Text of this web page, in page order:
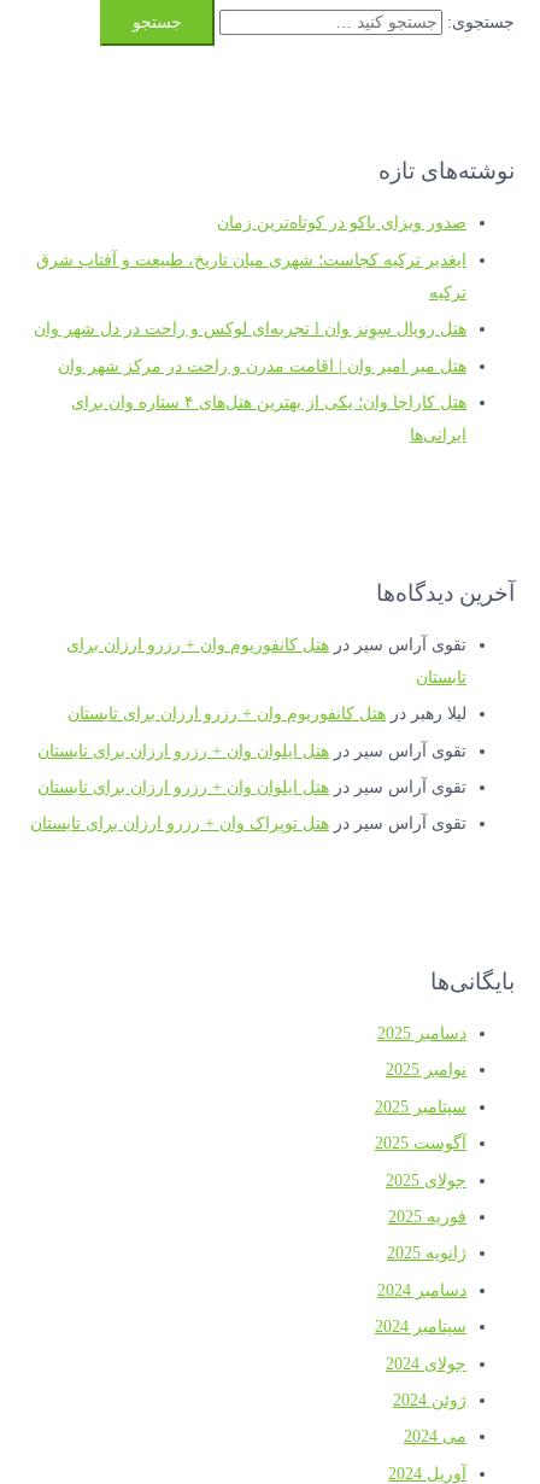
جستجوی:
نوشته‌های تازه
صدور ویزای باکو در کوتاه‌ترین زمان
ایغدیر ترکیه کجاست؛ شهری میان تاریخ، طبیعت و آفتاب شرق
ترکیه
هتل رویال سِوِنز وان l تجربه‌ای لوکس و راحت در دل شهر وان
هتل میر امیر وان | اقامت مدرن و راحت در مرکز شهر وان
هتل کاراجا وان؛ یکی از بهترین هتل‌های ۴ ستاره وان برای
ایرانی‌ها
آخرین دیدگاه‌ها
تقوی آراس سیر درهتل کانفوریوم وان + رزرو ارزان برای
تابستان
لیلا رهبر درهتل کانفوریوم وان + رزرو ارزان برای تابستان
تقوی آراس سیر درهتل ایلوان وان + رزرو ارزان برای تابستان
تقوی آراس سیر درهتل ایلوان وان + رزرو ارزان برای تابستان
تقوی آراس سیر درهتل توپراک وان + رزرو ارزان برای تابستان
بایگانی‌ها
دسامبر 2025
نوامبر 2025
سپتامبر 2025
آگوست 2025
جولای 2025
فوریه 2025
ژانویه 2025
دسامبر 2024
سپتامبر 2024
جولای 2024
ژوئن 2024
می 2024
آوریل 2024